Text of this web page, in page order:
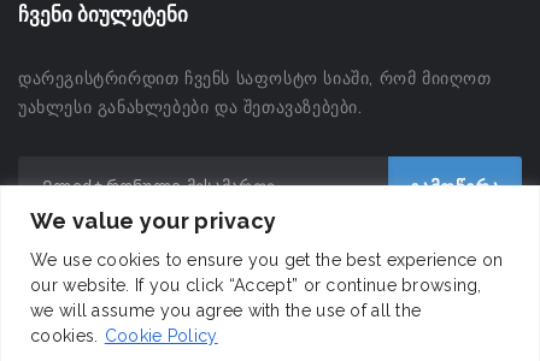
We value your privacy
We use cookies to ensure you get the best experience on
our website. If you click “Accept” or continue browsing,
we will assume you agree with the use of all the
cookies.
Cookie Policy
ჩვენი ბიულეტენი
დარეგისტრირდით ჩვენს საფოსტო სიაში, რომ მიიღოთ
უახლესი განახლებები და შეთავაზებები.